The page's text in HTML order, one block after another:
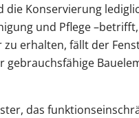
die Konservierung
und Pflege
erhalten, fällt der
gebrauchsfähige
das